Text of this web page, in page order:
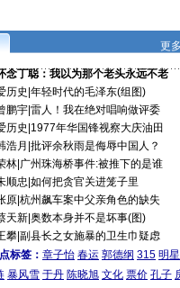
更
念丁聪：我以为那个老头永远不老
历史 年轻时代的毛泽东(组图)
鹏宇| 雷人！我在绝对唱响做评委
历史 1977年华国锋视察大庆油田
浩月 批评余秋雨是侮辱中国人？
林| 广州珠海桥事件:被推下的是谁
顺忠 如何把贪官关进笼子里
原| 杭州飙车案中父亲角色的缺失
天新| 奥数本身并不是坏事(图)
攀| 副县长之女施暴的卫生巾疑虑
标签： 章子怡 春运 郭德纲 315 明
暴风雪 于丹 陈晓旭 文化 票价 孔子